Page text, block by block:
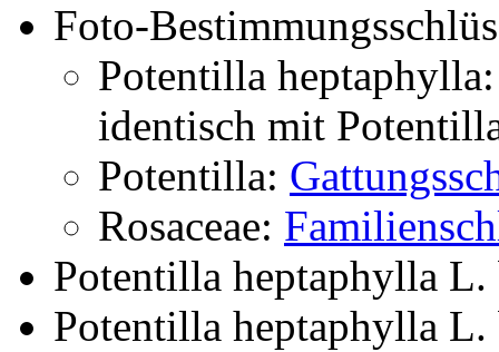
Foto-
Potentilla
identisch mit
Potentilla:
Rosaceae:
Potentilla heptaphylla L.
Potentilla heptaphylla L.